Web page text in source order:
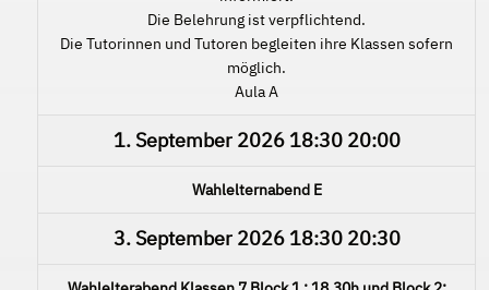
Die Belehrung ist verpflichtend.
Die Tutorinnen und Tutoren begleiten ihre Klassen sofern
möglich.
Aula A
1. September 202618:30 20:00
Wahlelternabend E
3. September 202618:30 20:30